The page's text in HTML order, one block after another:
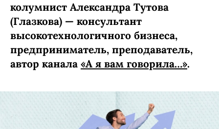
колумнист Александра Тутова
(Глазкова) — консультант
высокотехнологичного бизнеса,
предприниматель, преподаватель,
автор канала «А я вам говорила…».